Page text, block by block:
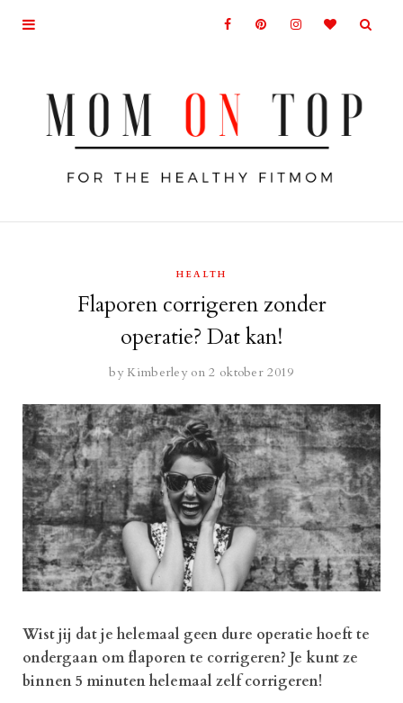
HEALTH
Flaporen corrigeren zonder
operatie? Dat kan!
by Kimberley on 2 oktober 2019
Wist jij dat je helemaal geen dure operatie hoeft te
ondergaan om flaporen te corrigeren? Je kunt ze
binnen 5 minuten helemaal zelf corrigeren!